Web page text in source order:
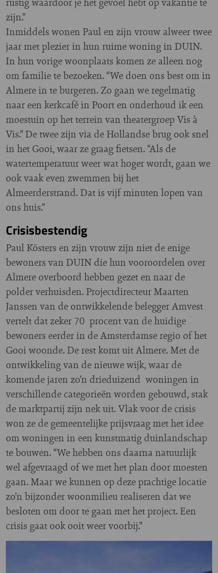
zijn.”
Inmiddels wonen Paul en zijn vrouw alweer twee
jaar met plezier in hun ruime woning in DUIN.
In hun vorige woonplaats komen ze alleen nog
om familie te bezoeken. “We doen ons best om in
Almere in te burgeren. Zo gaan we regelmatig
naar een kerkcafé in Poort en onderhoud ik een
moestuin op het terrein van theatergroep Vis à
Vis.” De twee zijn via de Hollandse brug ook snel
in het Gooi, waar ze graag fietsen. “Als de
watertemperatuur weer wat hoger wordt, gaan we
ook vaak even zwemmen bij het
Almeerderstrand. Dat is vijf minuten lopen van
ons huis.”
Crisisbestendig
Paul Kösters en zijn vrouw zijn niet de enige
bewoners van DUIN die hun vooroordelen over
Almere overboord hebben gezet en naar de
polder verhuisden. Projectdirecteur Maarten
Janssen van de ontwikkelende belegger Amvest
vertelt dat zeker 70 procent van de huidige
bewoners eerder in de Amsterdamse regio of het
Gooi woonde. De rest komt uit Almere. Met de
ontwikkeling van de nieuwe wijk, waar de
komende jaren zo’n drieduizend woningen in
verschillende categorieën worden gebouwd, stak
de marktpartij zijn nek uit. Vlak voor de crisis
won ze de gemeentelijke prijsvraag met het idee
om woningen in een kunstmatig duinlandschap
te bouwen. “We hebben ons daarna natuurlijk
wel afgevraagd of we met het plan door moesten
gaan. Maar we kunnen op deze prachtige locatie
zo’n bijzonder woonmilieu realiseren dat we
besloten om door te gaan met het project. Een
crisis gaat ook ooit weer voorbij.”